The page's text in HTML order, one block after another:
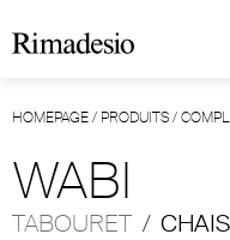
HOMEPAGE/ PRODUITS/
WABI
TABOURET /